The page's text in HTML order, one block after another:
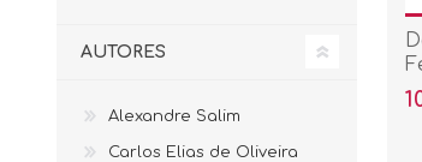
AUTORES
Alexandre Salim
Carlos Elias de Oliveira